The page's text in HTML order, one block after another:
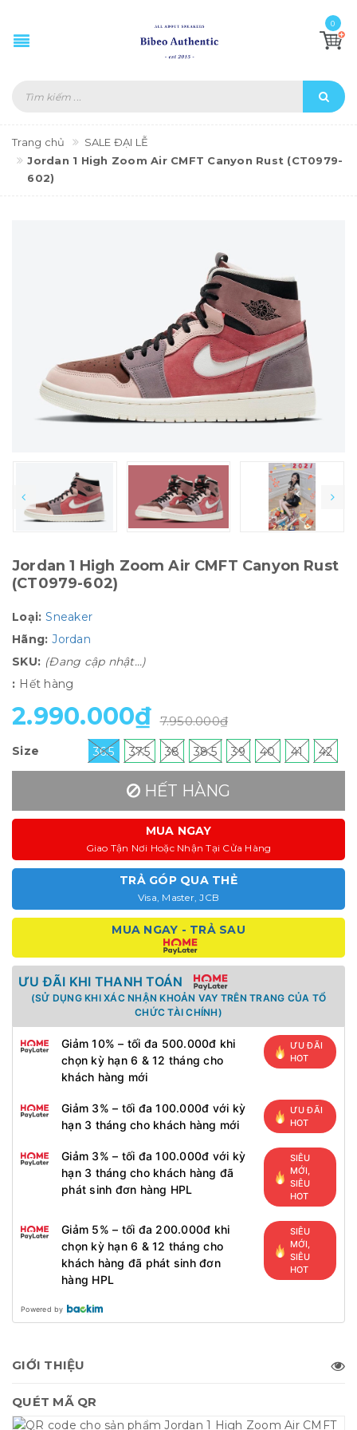
0
Trang chủ
SALE ĐẠI LỄ
Jordan 1 High Zoom Air CMFT Canyon Rust (CT0979-
602)
Jordan 1 High Zoom Air CMFT Canyon Rust
(CT0979-602)
Loại: Sneaker
Hãng: Jordan
SKU: (Đang cập nhật...)
: Hết hàng
2.990.000₫ 7.950.000₫
Size 36.5 37.5 38 38.5 39 40 41 42
HẾT HÀNG
MUA NGAY
Giao Tận Nơi Hoặc Nhận Tại Cửa Hàng
TRẢ GÓP QUA THẺ
Visa, Master, JCB
MUA NGAY - TRẢ SAU
ƯU ĐÃI KHI THANH TOÁN
(SỬ DỤNG KHI XÁC NHẬN KHOẢN VAY TRÊN TRANG CỦA TỔ
CHỨC TÀI CHÍNH)
Giảm 10% – tối đa 500.000đ khi
chọn kỳ hạn 6 & 12 tháng cho
khách hàng mới
ƯU ĐÃI
HOT
Giảm 3% – tối đa 100.000đ với kỳ
hạn 3 tháng cho khách hàng mới
ƯU ĐÃI
HOT
Giảm 3% – tối đa 100.000đ với kỳ
hạn 3 tháng cho khách hàng đã
phát sinh đơn hàng HPL
SIÊU
MỚI,
SIÊU
HOT
Giảm 5% – tối đa 200.000đ khi
chọn kỳ hạn 6 & 12 tháng cho
khách hàng đã phát sinh đơn
hàng HPL
SIÊU
MỚI,
SIÊU
HOT
Powered by
GIỚI THIỆU
QUÉT MÃ QR